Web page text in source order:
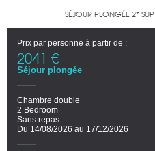
SÉJOUR PLONGÉE 2* SUP
Prix par personne à partir de :
2041 €
Séjour plongée
Chambre double
2 Bedroom
Sans repas
Du 14/08/2026 au 17/12/2026